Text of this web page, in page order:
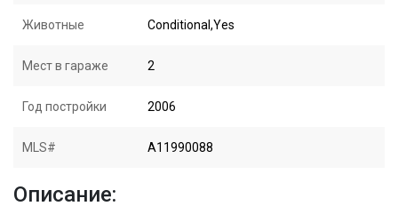
Животные Conditional,Yes
Мест в гараже 2
Год постройки 2006
MLS# A11990088
Описание: